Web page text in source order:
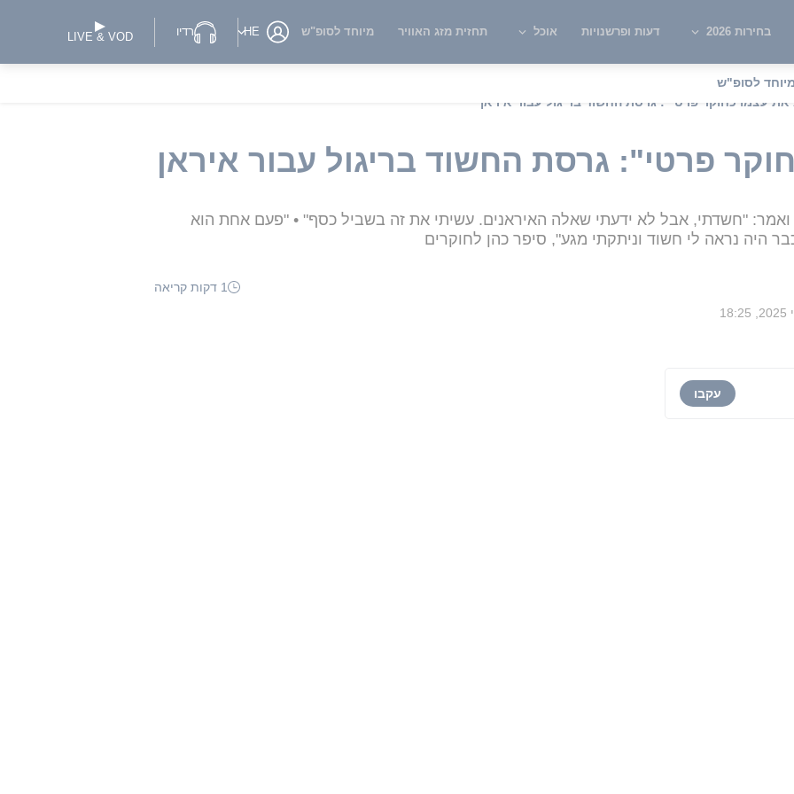
בחירות 2026 דעות ופרשנויות אוכל תחזית מזג האוויר מיוחד לסופ"ש HE רדיו LIVE & VOD
מיוחד לסופ"ש
את עצמו כחוקר פרטי": גרסת החשוד בריגול עבור איראן
פרטי": גרסת החשוד בריגול עבור איראן
"חשדתי, אבל לא ידעתי שאלה האיראנים. עשיתי את זה בשביל כסף" • "פעם אחת הוא
היה נראה לי חשוד וניתקתי מגע", סיפר כהן לחוקרים
1 דקות קריאה
עקבו